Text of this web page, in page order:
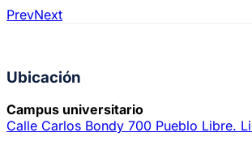
PrevNext
Ubicación
Campus universitario
Calle Carlos Bondy 700 Pueblo Libre.